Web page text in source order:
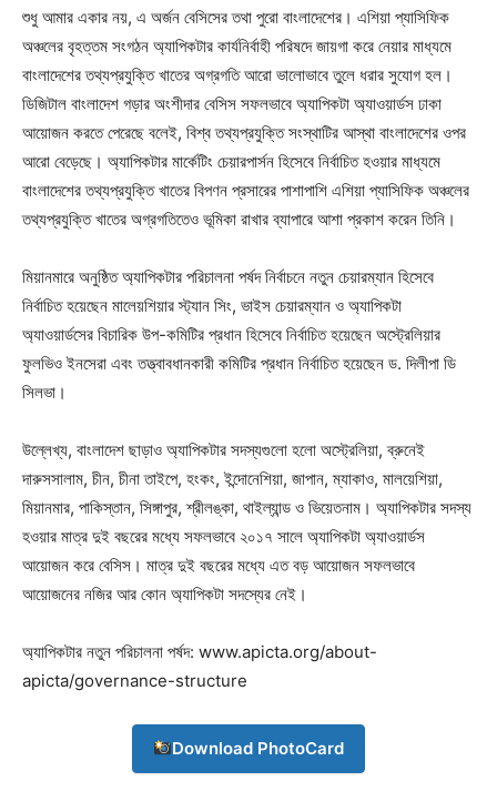
Champs21
শুধু আমার একার নয়, এ অর্জন বেসিসের তথা পুরো বাংলাদেশের। এশিয়া প্যাসিফিক
অঞ্চলের বৃহত্তম সংগঠন অ্যাপিকটার কার্যনির্বাহী পরিষদে জায়গা করে নেয়ার মাধ্যমে
বাংলাদেশের তথ্যপ্রযুক্তি খাতের অগ্রগতি আরো ভালোভাবে তুলে ধরার সুযোগ হল।
ডিজিটাল বাংলাদেশ গড়ার অংশীদার বেসিস সফলভাবে অ্যাপিকটা অ্যাওয়ার্ডস ঢাকা
আয়োজন করতে পেরেছে বলেই, বিশ্ব তথ্যপ্রযুক্তি সংস্থাটির আস্থা বাংলাদেশের ওপর
আরো বেড়েছে। অ্যাপিকটার মার্কেটিং চেয়ারপার্সন হিসেবে নির্বাচিত হওয়ার মাধ্যমে
বাংলাদেশের তথ্যপ্রযুক্তি খাতের বিপণন প্রসারের পাশাপাশি এশিয়া প্যাসিফিক অঞ্চলের
তথ্যপ্রযুক্তি খাতের অগ্রগতিতেও ভূমিকা রাখার ব্যাপারে আশা প্রকাশ করেন তিনি।
মিয়ানমারে অনুষ্ঠিত অ্যাপিকটার পরিচালনা পর্ষদ নির্বাচনে নতুন চেয়ারম্যান হিসেবে
নির্বাচিত হয়েছেন মালেয়শিয়ার স্ট্যান সিং, ভাইস চেয়ারম্যান ও অ্যাপিকটা
অ্যাওয়ার্ডসের বিচারিক উপ-কমিটির প্রধান হিসেবে নির্বাচিত হয়েছেন অস্ট্রেলিয়ার
ফুলভিও ইনসেরা এবং তত্ত্বাবধানকারী কমিটির প্রধান নির্বাচিত হয়েছেন ড. দিলীপা ডি
সিলভা।
উল্লেখ্য, বাংলাদেশ ছাড়াও অ্যাপিকটার সদস্যগুলো হলো অস্ট্রেলিয়া, ব্রুনেই
দারুসসালাম, চীন, চীনা তাইপে, হংকং, ইন্দোনেশিয়া, জাপান, ম্যাকাও, মালয়েশিয়া,
মিয়ানমার, পাকিস্তান, সিঙ্গাপুর, শ্রীলঙ্কা, থাইল্যান্ড ও ভিয়েতনাম। অ্যাপিকটার সদস্য
হওয়ার মাত্র দুই বছরের মধ্যে সফলভাবে ২০১৭ সালে অ্যাপিকটা অ্যাওয়ার্ডস
আয়োজন করে বেসিস। মাত্র দুই বছরের মধ্যে এত বড় আয়োজন সফলভাবে
আয়োজনের নজির আর কোন অ্যাপিকটা সদস্যের নেই।
অ্যাপিকটার নতুন পরিচালনা পর্ষদ: www.apicta.org/about-
apicta/governance-structure
Download PhotoCard